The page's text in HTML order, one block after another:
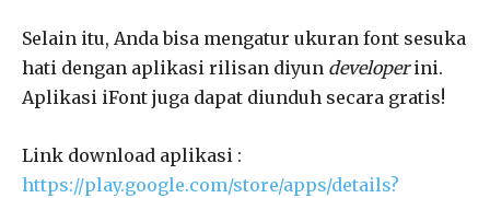
Selain itu, Anda bisa mengatur ukuran font sesuka
hati dengan aplikasi rilisan diyun developerini.
Aplikasi iFont juga dapat diunduh secara gratis!
Link download aplikasi :
https://play.google.com/store/apps/details?